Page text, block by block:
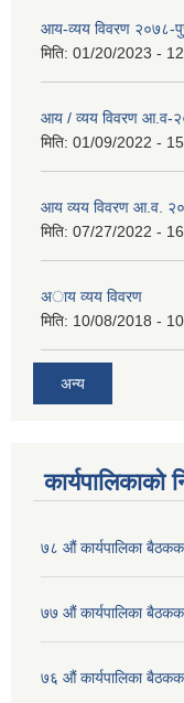
आय-व्यय विवरण २०७८-
मिति: 01/20/2023 -
आय / व्यय विवरण आ.व-
मिति: 01/09/2022 -
आय व्यय विवरण आ.व.
मिति: 07/27/2022 -
अाय व्यय विवरण
मिति: 10/08/2018 -
अन्य
कार्यपालिकाको
७८ औं कार्यपालिका
७७ औं कार्यपालिका
७६ औं कार्यपालिका